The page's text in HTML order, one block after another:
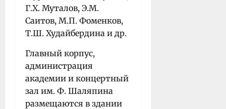
Г.Х. Муталов, Э.М.
Саитов, М.П. Фоменков,
Т.Ш. Худайбердина и др.
Главный корпус,
администрация
академии и концертный
зал им. Ф. Шаляпина
размещаются в здании